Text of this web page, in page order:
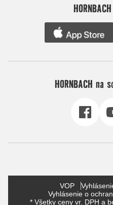
HORNBACH na
VOP
Vyhlásenie o
* Všetky ceny vr. DPH a